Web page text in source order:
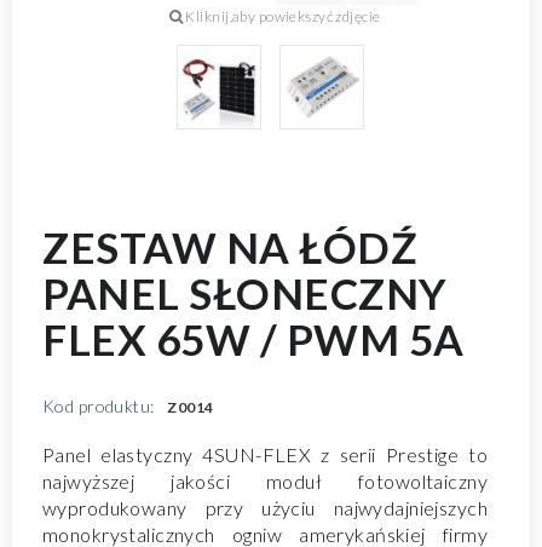
ZESTAW NA ŁÓDŹ
PANEL SŁONECZNY
FLEX 65W / PWM 5A
Kod produktu: Z0014
Panel elastyczny 4SUN-FLEX z serii Prestige to
najwyższej jakości moduł fotowoltaiczny
wyprodukowany przy użyciu najwydajniejszych
monokrystalicznych ogniw amerykańskiej firmy